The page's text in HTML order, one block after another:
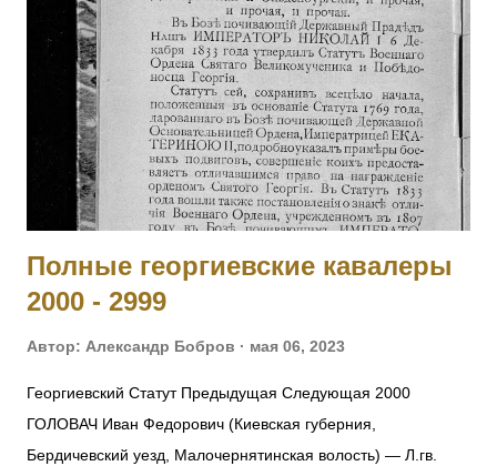
линии, восстановил порядок в роте, бросился с ней в атаку
и задержал наступавшего противника. Произведен в
прапорщики за боевые отличия приказом
Главнокомандующего армиями Юго-Западного фронта №
890 от 19.07.1915. [II-3310, IV-95236] 6004 - 6006 Фамилия
не установлена. 6007 ГОЛЕН Семен Викентьевич — 9
отдельная саперная рота, ст. унтер-офицер. За то, чт...
Полные георгиевские кавалеры
2000 - 2999
Автор: Александр Бобров мая 06, 2023
Георгиевский Статут Предыдущая Следующая 2000
ГОЛОВАЧ Иван Федорович (Киевская губерния,
Бердичевский уезд, Малочернятинская волость) — Л.гв.